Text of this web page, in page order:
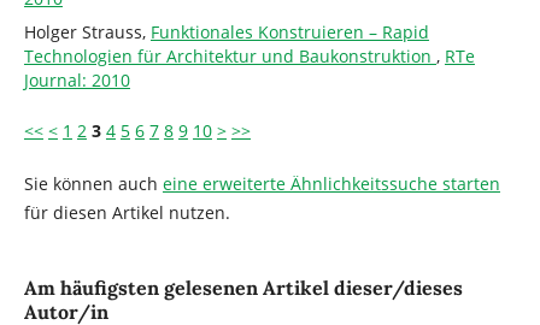
Holger Strauss, Funktionales Konstruieren – Rapid
Technologien für Architektur und Baukonstruktion , RTe
Journal: 2010
<< < 1 2 3 4 5 6 7 8 9 10 > >>
Sie können auch eine erweiterte Ähnlichkeitssuche starten
für diesen Artikel nutzen.
Am häufigsten gelesenen Artikel dieser/dieses
Autor/in